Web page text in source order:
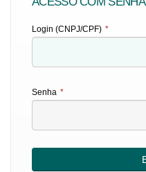
Login (CNPJ/CPF) *
Senha *